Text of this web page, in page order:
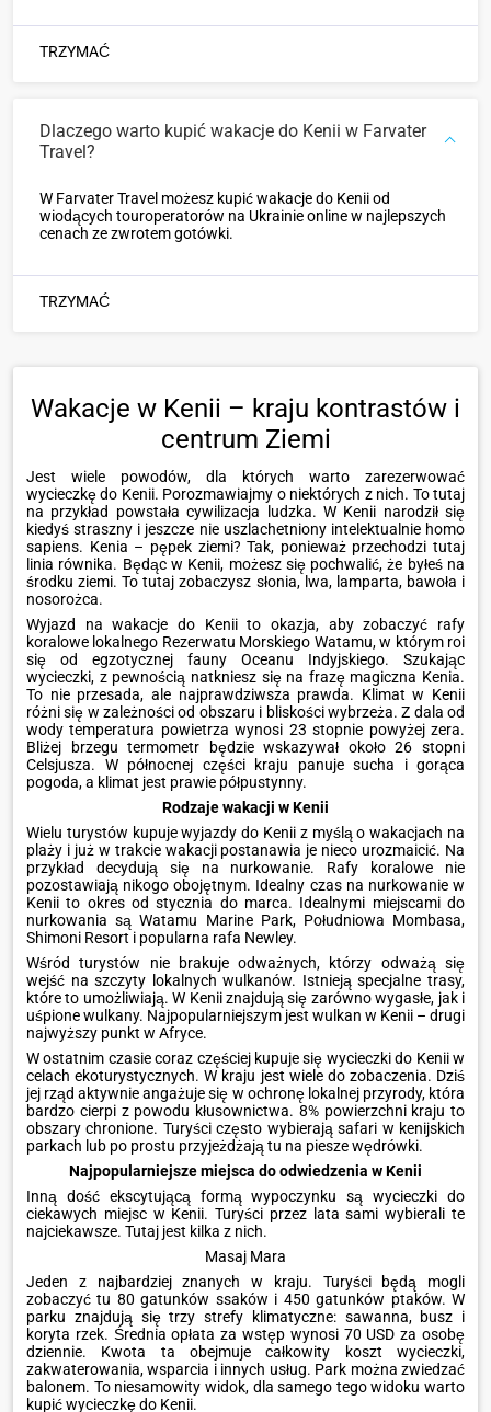
TRZYMAĆ
Dlaczego warto kupić wakacje do Kenii w Farvater
Travel?
W Farvater Travel możesz kupić wakacje do Kenii od
wiodących touroperatorów na Ukrainie online w najlepszych
cenach ze zwrotem gotówki.
TRZYMAĆ
Wakacje w Kenii – kraju kontrastów i
centrum Ziemi
Jest wiele powodów, dla których warto zarezerwować
wycieczkę do Kenii. Porozmawiajmy o niektórych z nich. To tutaj
na przykład powstała cywilizacja ludzka. W Kenii narodził się
kiedyś straszny i jeszcze nie uszlachetniony intelektualnie homo
sapiens. Kenia – pępek ziemi? Tak, ponieważ przechodzi tutaj
linia równika. Będąc w Kenii, możesz się pochwalić, że byłeś na
środku ziemi. To tutaj zobaczysz słonia, lwa, lamparta, bawoła i
nosorożca.
Wyjazd na wakacje do Kenii to okazja, aby zobaczyć rafy
koralowe lokalnego Rezerwatu Morskiego Watamu, w którym roi
się od egzotycznej fauny Oceanu Indyjskiego. Szukając
wycieczki, z pewnością natkniesz się na frazę magiczna Kenia.
To nie przesada, ale najprawdziwsza prawda. Klimat w Kenii
różni się w zależności od obszaru i bliskości wybrzeża. Z dala od
wody temperatura powietrza wynosi 23 stopnie powyżej zera.
Bliżej brzegu termometr będzie wskazywał około 26 stopni
Celsjusza. W północnej części kraju panuje sucha i gorąca
pogoda, a klimat jest prawie półpustynny.
Rodzaje wakacji w Kenii
Wielu turystów kupuje wyjazdy do Kenii z myślą o wakacjach na
plaży i już w trakcie wakacji postanawia je nieco urozmaicić. Na
przykład decydują się na nurkowanie. Rafy koralowe nie
pozostawiają nikogo obojętnym. Idealny czas na nurkowanie w
Kenii to okres od stycznia do marca. Idealnymi miejscami do
nurkowania są Watamu Marine Park, Południowa Mombasa,
Shimoni Resort i popularna rafa Newley.
Wśród turystów nie brakuje odważnych, którzy odważą się
wejść na szczyty lokalnych wulkanów. Istnieją specjalne trasy,
które to umożliwiają. W Kenii znajdują się zarówno wygasłe, jak i
uśpione wulkany. Najpopularniejszym jest wulkan w Kenii – drugi
najwyższy punkt w Afryce.
W ostatnim czasie coraz częściej kupuje się wycieczki do Kenii w
celach ekoturystycznych. W kraju jest wiele do zobaczenia. Dziś
jej rząd aktywnie angażuje się w ochronę lokalnej przyrody, która
bardzo cierpi z powodu kłusownictwa. 8% powierzchni kraju to
obszary chronione. Turyści często wybierają safari w kenijskich
parkach lub po prostu przyjeżdżają tu na piesze wędrówki.
Najpopularniejsze miejsca do odwiedzenia w Kenii
Inną dość ekscytującą formą wypoczynku są wycieczki do
ciekawych miejsc w Kenii. Turyści przez lata sami wybierali te
najciekawsze. Tutaj jest kilka z nich.
Masaj Mara
Jeden z najbardziej znanych w kraju. Turyści będą mogli
zobaczyć tu 80 gatunków ssaków i 450 gatunków ptaków. W
parku znajdują się trzy strefy klimatyczne: sawanna, busz i
koryta rzek. Średnia opłata za wstęp wynosi 70 USD za osobę
dziennie. Kwota ta obejmuje całkowity koszt wycieczki,
zakwaterowania, wsparcia i innych usług. Park można zwiedzać
balonem. To niesamowity widok, dla samego tego widoku warto
kupić wycieczkę do Kenii.